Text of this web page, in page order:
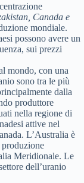
Canada e
mondiale.
possono avere un
sui prezzi
mondo, con una
sono tra le più
dalla
produttore
nella regione di
attive nel
L’Australia è
Meridionale. Le
dell’uranio